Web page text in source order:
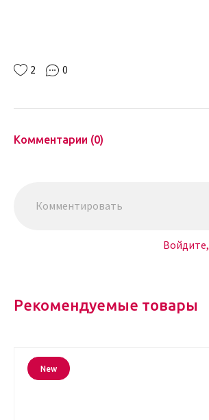
2 0
Комментарии (0)
Войдите,
Рекомендуемые товары
New